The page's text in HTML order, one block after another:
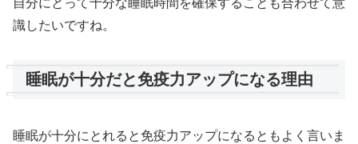
自分にとって十分な睡眠時間を確保することも合わせて意
識したいですね。
睡眠が十分だと免疫力アップになる理由
睡眠が十分にとれると免疫力アップになるともよく言いま